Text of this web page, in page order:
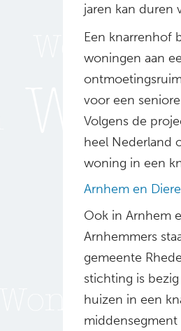
jaren kan duren
Een knarrenhof
woningen aan
voor een
Volgens de
heel Nederland
woning in een
Arnhem en
Ook in Arnhem
Arnhemmers
gemeente
stichting is
huizen in een